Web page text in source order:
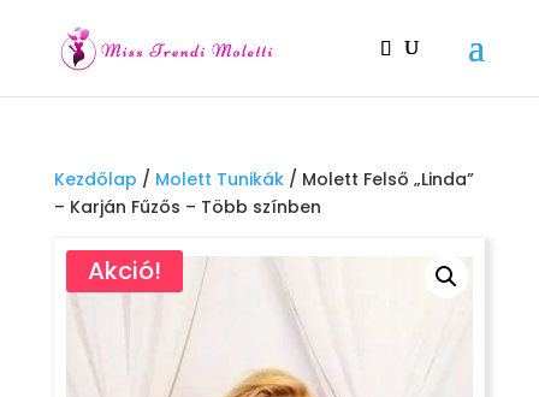
Kezdőlap / Molett Tunikák/ Molett Felső „Linda”
– Karján Fűzős – Több színben
Akció!